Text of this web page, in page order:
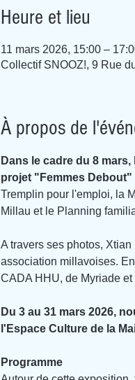
Heure et lieu
11 mars 2026, 15:00 –
Collectif SNOOZ!, 9 Rue
À propos de
Dans le cadre du 8
projet "Femmes Debout"
Tremplin pour l'emploi, la
Millau et le Planning
A travers ses photos,
association millavoises.
CADA HHU, de Myriade
Du 3 au 31 mars 2026,
l'Espace Culture de la
Programme